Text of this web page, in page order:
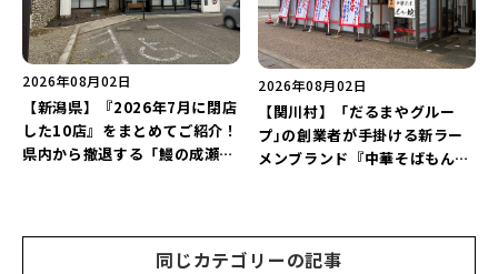
2026年08月02日
【新潟県】『2026年7月に閉店
した10店』をまとめてご紹介！
県内から撤退する「鰻の成瀬」
2026年08月02日
【関川村】「だるまやグルー
プ｣の創業者が手掛ける新ラー
メンブランド『中華そばもん
同じカテゴリーの記事